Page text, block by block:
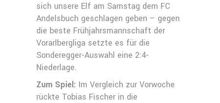
sich unsere Elf am Samstag dem FC
Andelsbuch geschlagen geben – gegen
die beste Frühjahrsmannschaft der
Vorarlbergliga setzte es für die
Sonderegger-Auswahl eine 2:4-
Niederlage.
Zum Spiel: Im Vergleich zur Vorwoche
rückte Tobias Fischer in die